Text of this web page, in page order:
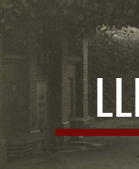
Skip to main content